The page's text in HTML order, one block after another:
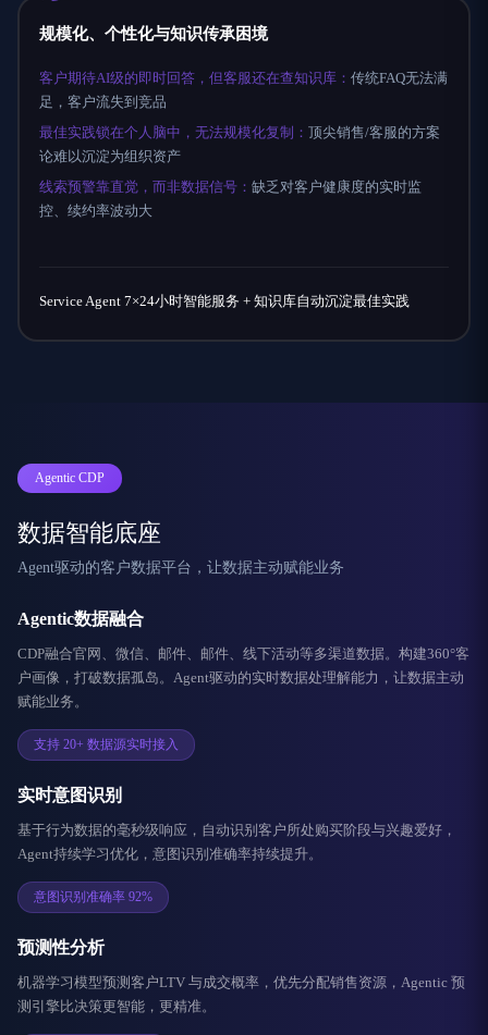
规模化、个性化与知识传承困境
客户期待AI级的即时回答，但客服还在查知识库： 传统FAQ无法满
足，客户流失到竞品
最佳实践锁在个人脑中，无法规模化复制： 顶尖销售/客服的方案
论难以沉淀为组织资产
线索预警靠直觉，而非数据信号： 缺乏对客户健康度的实时监
控、续约率波动大
Service Agent 7×24小时智能服务 + 知识库自动沉淀最佳实践
Agentic CDP
数据智能底座
Agent驱动的客户数据平台，让数据主动赋能业务
Agentic数据融合
CDP融合官网、微信、邮件、邮件、线下活动等多渠道数据。构建360°客
户画像，打破数据孤岛。Agent驱动的实时数据处理解能力，让数据主动
赋能业务。
支持 20+ 数据源实时接入
实时意图识别
基于行为数据的毫秒级响应，自动识别客户所处购买阶段与兴趣爱好，
Agent持续学习优化，意图识别准确率持续提升。
意图识别准确率 92%
预测性分析
机器学习模型预测客户LTV 与成交概率，优先分配销售资源，Agentic 预
测引擎比决策更智能，更精准。